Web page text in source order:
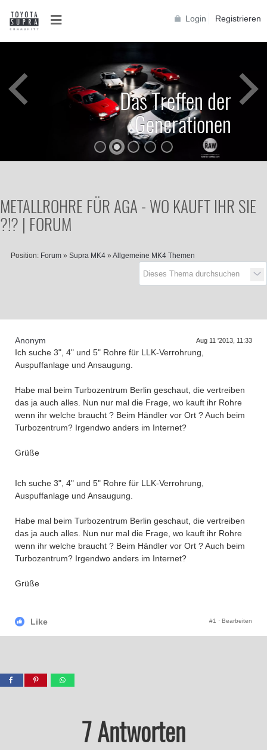
Login Registrieren
D
a
s
T
r
e
f
f
e
n
d
e
r
G
e
n
e
r
a
t
i
o
n
e
n
Das Treffen der
Generationen
METALLROHRE FÜR AGA - WO KAUFT IHR SIE
?!? | FORUM
Position: Forum » Supra MK4 » Allgemeine MK4 Themen
Anonym Aug 11 '2013, 11:33
Ich suche 3", 4" und 5" Rohre für LLK-Verrohrung,
Auspuffanlage und Ansaugung.
Habe mal beim Turbozentrum Berlin geschaut, die vertreiben
das ja auch alles. Nun nur mal die Frage, wo kauft ihr Rohre
wenn ihr welche braucht ? Beim Händler vor Ort ? Auch beim
Turbozentrum? Irgendwo anders im Internet?
Grüße
Ich suche 3", 4" und 5" Rohre für LLK-Verrohrung,
Auspuffanlage und Ansaugung.
Habe mal beim Turbozentrum Berlin geschaut, die vertreiben
das ja auch alles. Nun nur mal die Frage, wo kauft ihr Rohre
wenn ihr welche braucht ? Beim Händler vor Ort ? Auch beim
Turbozentrum? Irgendwo anders im Internet?
Grüße
Like #1 · Bearbeiten
7 Antworten